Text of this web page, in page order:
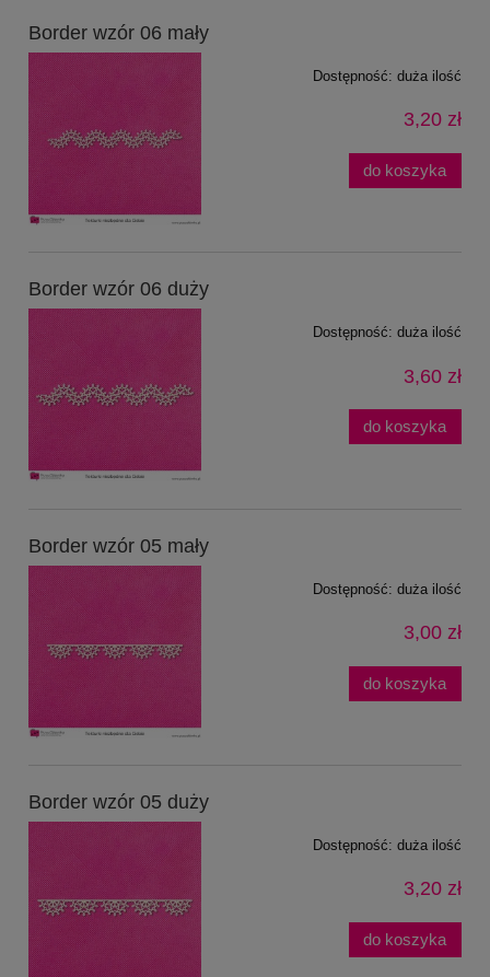
Border wzór 06 mały
Dostępność: duża ilość
3,20 zł
do koszyka
Border wzór 06 duży
Dostępność: duża ilość
3,60 zł
do koszyka
Border wzór 05 mały
Dostępność: duża ilość
3,00 zł
do koszyka
Border wzór 05 duży
Dostępność: duża ilość
3,20 zł
do koszyka